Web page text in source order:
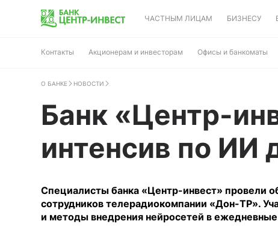
ЧАСТНЫМ ЛИЦАМ БИЗНЕСУ
Контакты Акционерам и инвесторам Офисы и банкоматы
О БАНКЕ НОВОСТИ
Банк «Центр-
интенсив по ИИ
Специалисты банка «Центр-инвест» провели
сотрудников телерадиокомпании «Дон-ТР».
и методы внедрения нейросетей в